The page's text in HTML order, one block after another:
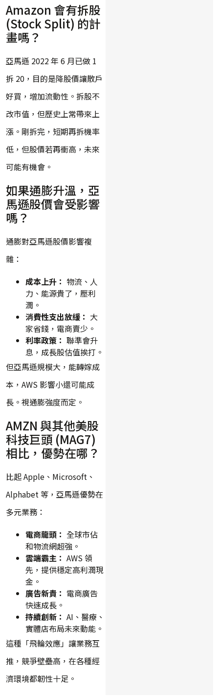
Amazon 會有拆股
(Stock Split) 的計
畫嗎？
亞馬遜 2022 年 6 月已做 1
拆 20，目的是降股價讓散戶
好買，增加流動性。拆股不
改市值，但歷史上常帶來上
漲。剛拆完，短期再拆機率
低，但股價若再衝高，未來
可能有機會。
如果通膨升溫，亞
馬遜股價會受影響
嗎？
通膨對亞馬遜股價影響複
雜：
成本上升： 物流、人
力、能源貴了，壓利
潤。
消費性支出放緩： 大
家省錢，電商賣少。
利率政策： 聯準會升
息，成長股估值挨打。
但亞馬遜規模大，能轉嫁成
本，AWS 影響小還可能成
長。視通膨強度而定。
AMZN 與其他美股
科技巨頭 (MAG7)
相比，優勢在哪？
比起 Apple、Microsoft、
Alphabet 等，亞馬遜優勢在
多元業務：
電商龍頭： 全球市佔
和物流網超強。
雲端霸主： AWS 領
先，提供穩定高利潤現
金。
廣告新貴： 電商廣告
快速成長。
持續創新： AI、醫療、
實體店布局未來動能。
這種「飛輪效應」讓業務互
推，競爭壁壘高，在各種經
濟環境都韌性十足。